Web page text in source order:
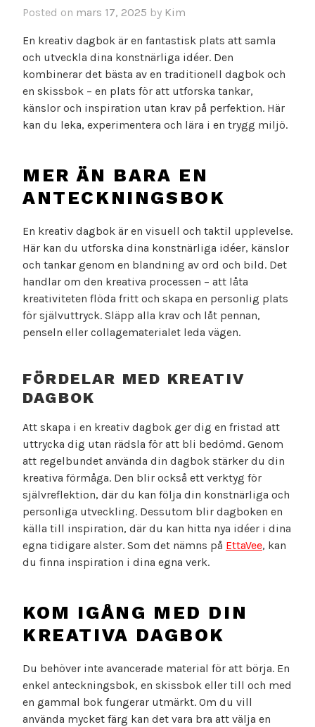
Posted on mars 17, 2025 by Kim
En kreativ dagbok är en fantastisk plats att samla
och utveckla dina konstnärliga idéer. Den
kombinerar det bästa av en traditionell dagbok och
en skissbok – en plats för att utforska tankar,
känslor och inspiration utan krav på perfektion. Här
kan du leka, experimentera och lära i en trygg miljö.
MER ÄN BARA EN
ANTECKNINGSBOK
En kreativ dagbok är en visuell och taktil upplevelse.
Här kan du utforska dina konstnärliga idéer, känslor
och tankar genom en blandning av ord och bild. Det
handlar om den kreativa processen – att låta
kreativiteten flöda fritt och skapa en personlig plats
för självuttryck. Släpp alla krav och låt pennan,
penseln eller collagematerialet leda vägen.
FÖRDELAR MED KREATIV
DAGBOK
Att skapa i en kreativ dagbok ger dig en fristad att
uttrycka dig utan rädsla för att bli bedömd. Genom
att regelbundet använda din dagbok stärker du din
kreativa förmåga. Den blir också ett verktyg för
självreflektion, där du kan följa din konstnärliga och
personliga utveckling. Dessutom blir dagboken en
källa till inspiration, där du kan hitta nya idéer i dina
egna tidigare alster. Som det nämns på EttaVee, kan
du finna inspiration i dina egna verk.
KOM IGÅNG MED DIN
KREATIVA DAGBOK
Du behöver inte avancerade material för att börja. En
enkel anteckningsbok, en skissbok eller till och med
en gammal bok fungerar utmärkt. Om du vill
använda mycket färg kan det vara bra att välja en